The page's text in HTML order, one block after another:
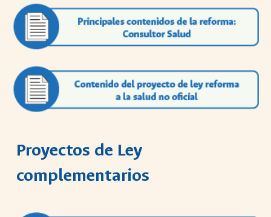
Proyectos de Ley
complementarios